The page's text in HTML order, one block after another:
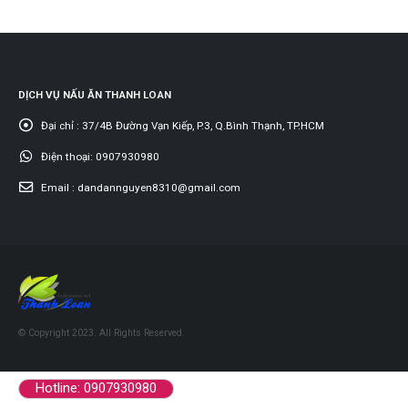
Hotline: 0907930980
DỊCH VỤ NẤU ĂN THANH LOAN
Đại chỉ : 37/4B Đường Vạn Kiếp, P.3, Q.Bình Thạnh, TP.HCM
Điện thoại: 0907930980
Email : dandannguyen8310@gmail.com
© Copyright 2023. All Rights Reserved.